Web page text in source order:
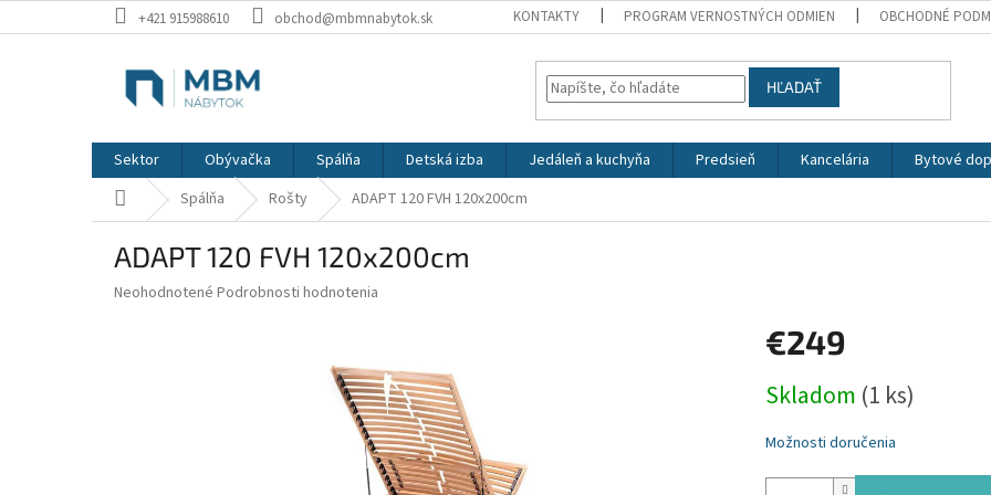
na
+421 915988610 obchod@mbmnabytok.sk KONTAKTY PROGRAM VERNOSTNÝCH ODMIEN OBCHODNÉ
HĽADAŤ
Sektor Obývačka Spálňa Detská izba Jedáleň a kuchyňa Predsieň Kancelária Bytové
DomovSpálňa Rošty ADAPT 120 FVH 120x200cm
ADAPT 120 FVH 120x200cm
Priemerné
Neohodnotené Podrobnosti hodnotenia
€249
cena:
Skladom (1 ks)
Možnosti doručenia